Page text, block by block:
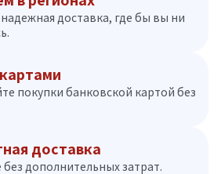
доставка, где бы вы ни
покупки банковской картой без
доставка
без дополнительных затрат.